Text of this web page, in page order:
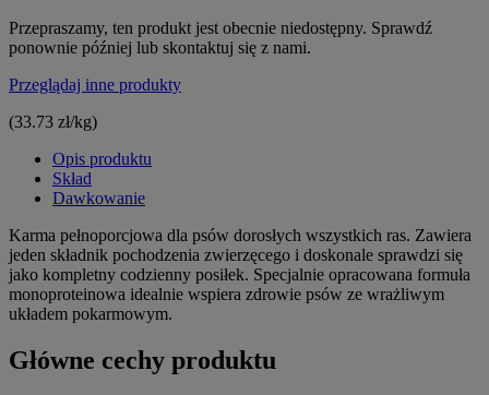
Przepraszamy, ten produkt jest obecnie niedostępny. Sprawdź
ponownie później lub skontaktuj się z nami.
Przeglądaj inne produkty
(33.73 zł/kg)
Opis produktu
Skład
Dawkowanie
Karma pełnoporcjowa dla psów dorosłych wszystkich ras. Zawiera
jeden składnik pochodzenia zwierzęcego i doskonale sprawdzi się
jako kompletny codzienny posiłek. Specjalnie opracowana formuła
monoproteinowa idealnie wspiera zdrowie psów ze wrażliwym
układem pokarmowym.
Główne cechy produktu